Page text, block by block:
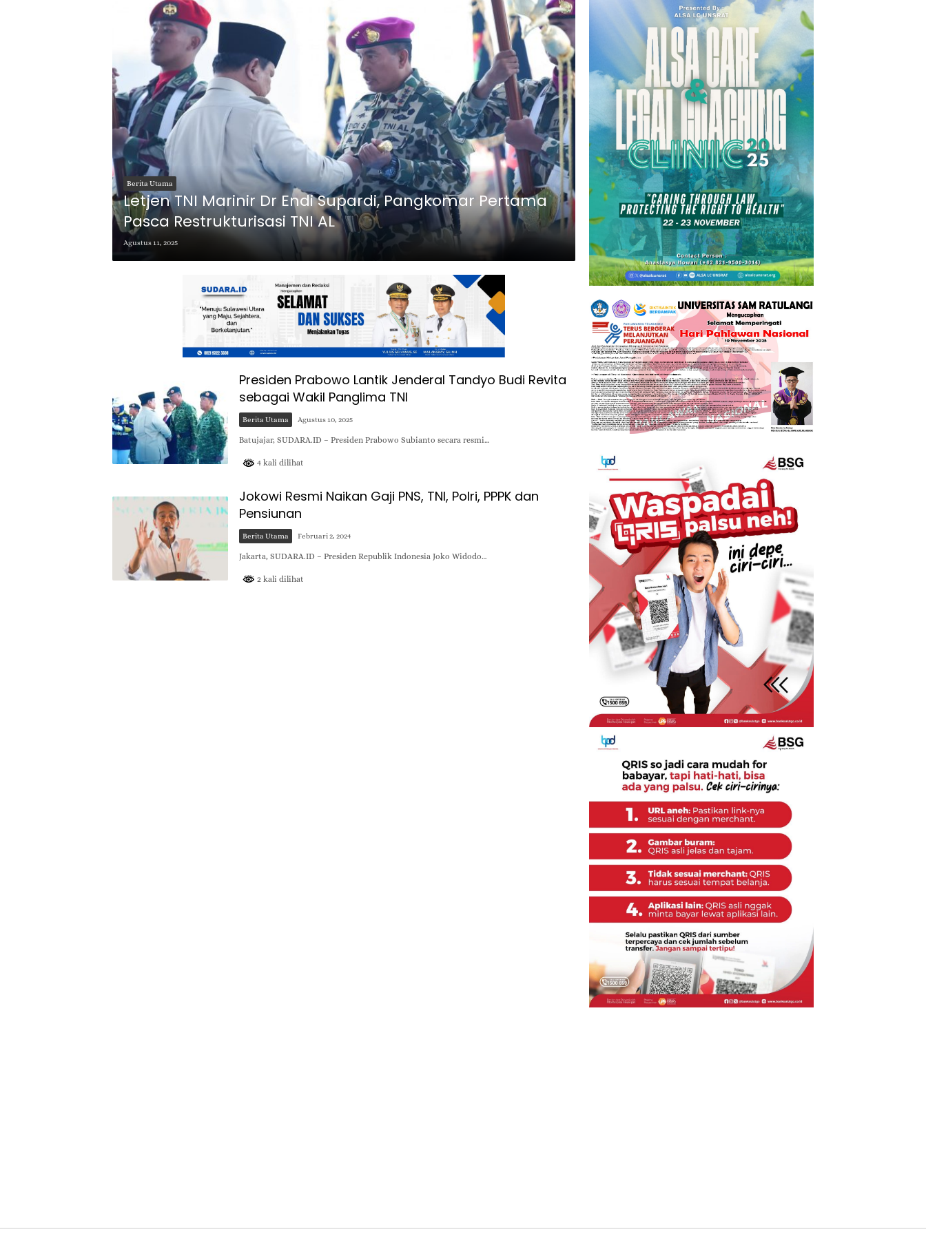
Berita Utama
Letjen TNI Marinir Dr Endi Supardi, Pangkomar Pertama
Pasca Restrukturisasi TNI AL
Agustus 11, 2025
Presiden Prabowo Lantik Jenderal Tandyo Budi Revita
sebagai Wakil Panglima TNI
Berita Utama Agustus 10, 2025
Batujajar, SUDARA.ID – Presiden Prabowo Subianto secara resmi…
4 kali dilihat
Jokowi Resmi Naikan Gaji PNS, TNI, Polri, PPPK dan
Pensiunan
Berita Utama Februari 2, 2024
Jakarta, SUDARA.ID – Presiden Republik Indonesia Joko Widodo…
2 kali dilihat